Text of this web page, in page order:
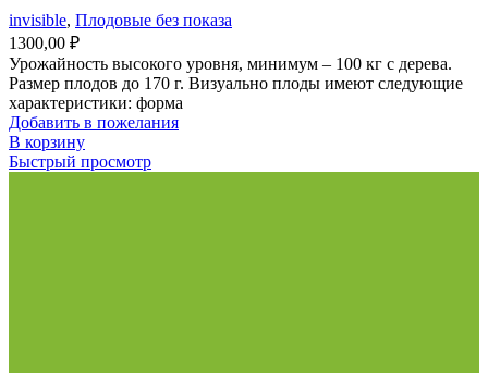
invisible, Плодовые без показа
1300,00 ₽
Урожайность высокого уровня, минимум – 100 кг с дерева.
Размер плодов до 170 г. Визуально плоды имеют следующие
характеристики: форма
Добавить в пожелания
В корзину
Быстрый просмотр